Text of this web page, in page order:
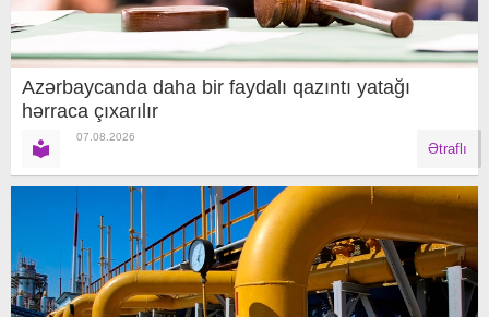
Azərbaycanda daha bir faydalı qazıntı yatağı
hərraca çıxarılır
07.08.2026
Ətraflı